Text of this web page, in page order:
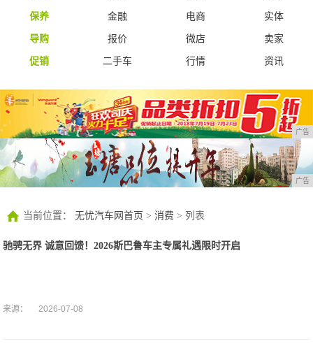
保养
金融 电商
实体
导购
报价 微店
卖家
促销
二手车 行情 资讯
广告
广告
当前位置： 无忧汽车网首页 > 消费 > 列表
驰骋无界 诚意回馈！2026斯巴鲁车主专属礼遇限时开启
来源： 2026-07-08